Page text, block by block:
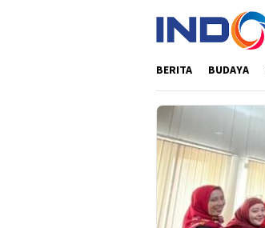
BERITA BUDAYA